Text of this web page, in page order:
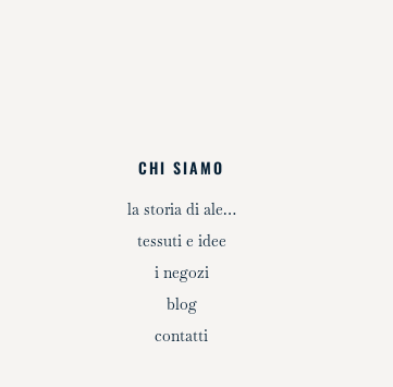
CHI SIAMO
la storia di ale…
tessuti e idee
i negozi
blog
contatti